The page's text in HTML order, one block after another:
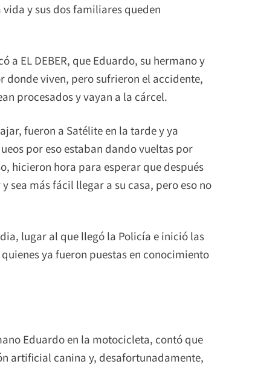
y sus dos familiares queden
EL DEBER, que Eduardo, su hermano y
viven, pero sufrieron el accidente,
procesados y vayan a la cárcel.
fueron a Satélite en la tarde y ya
por eso estaban dando vueltas por
hicieron hora para esperar que después
sea más fácil llegar a su casa, pero eso no
lugar al que llegó la Policía e inició las
ya fueron puestas en conocimiento
Eduardo en la motocicleta, contó que
artificial canina y, desafortunadamente,